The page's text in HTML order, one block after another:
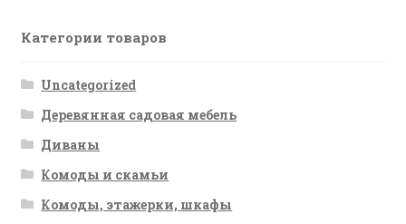
Категории товаров
Uncategorized
Деревянная садовая мебель
Диваны
Комоды и скамьи
Комоды, этажерки, шкафы